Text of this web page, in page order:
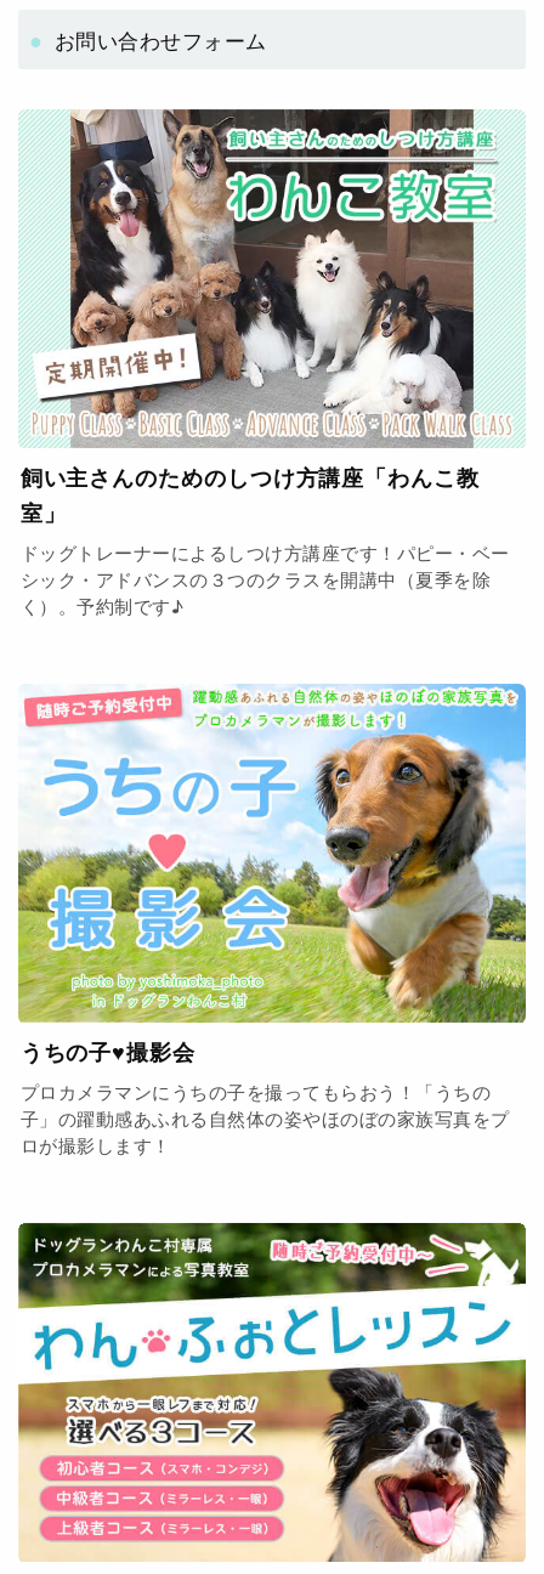
お問い合わせフォーム
飼い主さんのためのしつけ方講座「わんこ教
室」
ドッグトレーナーによるしつけ方講座です！パピー・ベー
シック・アドバンスの３つのクラスを開講中（夏季を除
く）。予約制です♪
うちの子♥撮影会
プロカメラマンにうちの子を撮ってもらおう！「うちの
子」の躍動感あふれる自然体の姿やほのぼの家族写真をプ
ロが撮影します！